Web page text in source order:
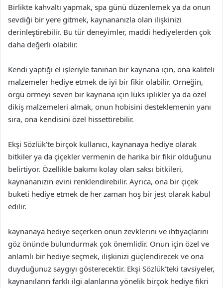
Birlikte kahvaltı yapmak, spa günü düzenlemek ya da onun
sevdiği bir yere gitmek, kaynananızla olan ilişkinizi
derinleştirebilir. Bu tür deneyimler, maddi hediyelerden çok
daha değerli olabilir.
Kendi yaptığı el işleriyle tanınan bir kaynana için, ona kaliteli
malzemeler hediye etmek de iyi bir fikir olabilir. Örneğin,
örgü örmeyi seven bir kaynana için lüks iplikler ya da özel
dikiş malzemeleri almak, onun hobisini desteklemenin yanı
sıra, ona kendisini özel hissettirebilir.
Ekşi Sözlük’te birçok kullanıcı, kaynanaya hediye olarak
bitkiler ya da çiçekler vermenin de harika bir fikir olduğunu
belirtiyor. Özellikle bakımı kolay olan saksı bitkileri,
kaynananızın evini renklendirebilir. Ayrıca, ona bir çiçek
buketi hediye etmek de her zaman hoş bir jest olarak kabul
edilir.
kaynanaya hediye seçerken onun zevklerini ve ihtiyaçlarını
göz önünde bulundurmak çok önemlidir. Onun için özel ve
anlamlı bir hediye seçmek, ilişkinizi güçlendirecek ve ona
duyduğunuz saygıyı gösterecektir. Ekşi Sözlük’teki tavsiyeler,
kaynanıların farklı ilgi alanlarına yönelik birçok hediye fikri